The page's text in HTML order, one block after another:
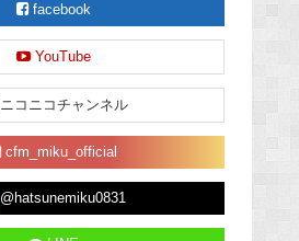
facebook
YouTube
ニコニコチャンネル
cfm_miku_official
@hatsunemiku0831